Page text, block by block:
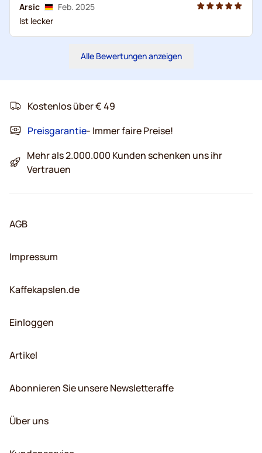
Arsic
Feb. 2025
Ist lecker
Alle Bewertungen anzeigen
Kostenlos über € 49
Preisgarantie- Immer faire Preise!
Mehr als 2.000.000 Kunden schenken uns ihr
Vertrauen
AGB
Impressum
Kaffekapslen.de
Einloggen
Artikel
Abonnieren Sie unsere Newsletteraffe
Über uns